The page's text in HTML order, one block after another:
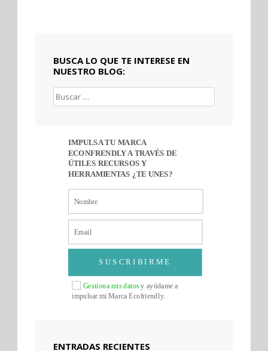
BUSCA LO QUE TE INTERESE EN
NUESTRO BLOG:
Buscar:
IMPULSA TU MARCA
ECONFRENDLY A TRAVÉS DE
ÚTILES RECURSOS Y
HERRAMIENTAS ¿TE UNES?
Gestiona mis datosy ayúdame a
impulsar mi Marca Ecofriendly.
SUSCRIBIRME
ENTRADAS RECIENTES